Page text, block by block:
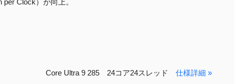
Core Ultra 9 285 24コア24スレッド 仕様詳細 »